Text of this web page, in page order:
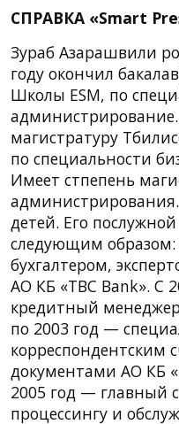
СПРАВКА «Smart
Зураб Азарашвили
году окончил
Школы ESM, по
магистратуру
по специальности
Имеет стпепень
детей. Его
следующим образом:
бухгалтером,
АО КБ «TBC Bank». С
кредитный
по 2003 год —
корреспондентским
документами АО КБ
2005 год — главный
процессингу и